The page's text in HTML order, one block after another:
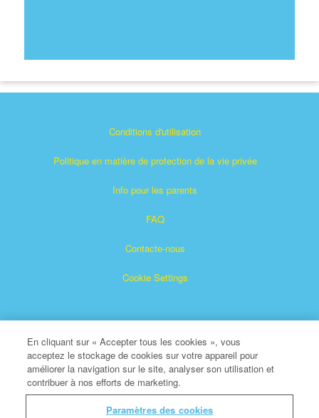
Conditions d'utilisation
Politique en matière de protection de la vie privée
Info pour les parents
FAQ
Contacte-nous
Cookie Settings
Superbook est une marque déposée de The Christian
En cliquant sur « Accepter tous les cookies », vous
acceptez le stockage de cookies sur votre appareil pour
améliorer la navigation sur le site, analyser son utilisation et
contribuer à nos efforts de marketing.
Paramètres des cookies